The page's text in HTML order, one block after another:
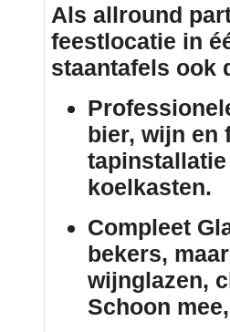
Als allround
feestlocatie in
staantafels ook
bier, wijn en
koelkasten.
Compleet
bekers,
wijnglazen,
Schoon